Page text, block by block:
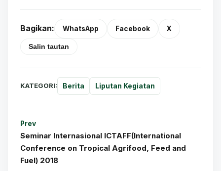
Bagikan: WhatsApp Facebook X
Salin tautan
KATEGORI: Berita Liputan Kegiatan
Prev
Seminar Internasional ICTAFF(International
Conference on Tropical Agrifood, Feed and
Fuel) 2018